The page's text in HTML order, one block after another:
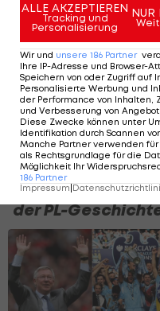
Die
der PL-
ALLE AKZEPTIEREN
Tracking und
Personalisierung
NUR
Wir und unsere 186 Partner
Ihre IP-Adresse und Browser-
Speichern von oder Zugriff auf
Personalisierte Werbung und
der Performance von Inhalten,
und Verbesserung von
Diese Zwecke können unter
Identifikation durch Scannen
Manche Partner verwenden
als Rechtsgrundlage für die
Möglichkeit Ihr
186 Partner
Impressum